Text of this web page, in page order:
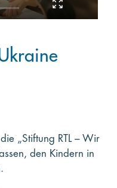
„Stiftung RTL – Wir
den Kindern in